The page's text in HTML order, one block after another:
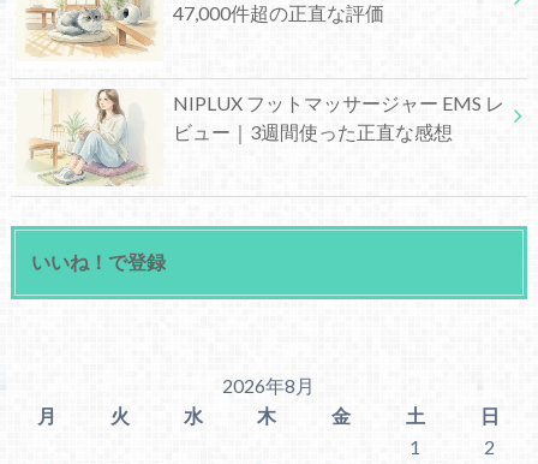
47,000件超の正直な評価
NIPLUX フットマッサージャー EMS レ
ビュー｜3週間使った正直な感想
いいね！で登録
2026年8月
月
火 水 木 金 土
日
1
2